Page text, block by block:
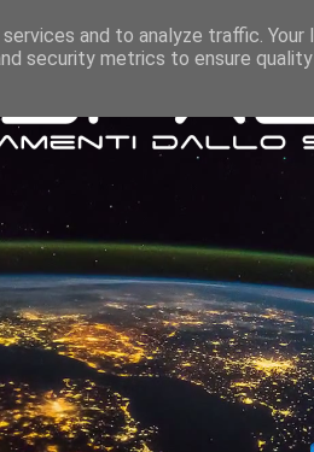
and to analyze traffic. Your
security metrics to ensure